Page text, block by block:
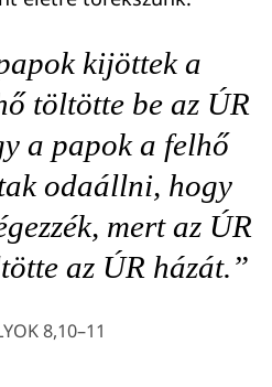
kijöttek a
töltötte be az ÚR
a papok a felhő
odaállni, hogy
mert az ÚR
az ÚR házát.”
8,10–11